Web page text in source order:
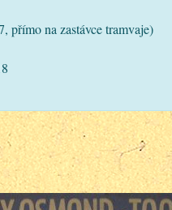
přímo na zastávce tramvaje)